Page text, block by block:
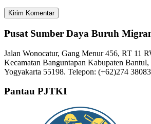
Pusat Sumber Daya Buruh
Jalan Wonocatur, Gang Menur 456, RT 11
Kecamatan Banguntapan Kabupaten
Yogyakarta 55198. Telepon: (+62)274
Pantau PJTKI